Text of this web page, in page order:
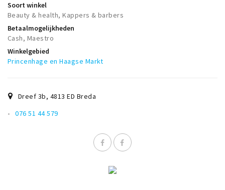
Soort winkel
Beauty & health, Kappers & barbers
Betaalmogelijkheden
Cash, Maestro
Winkelgebied
Princenhage en Haagse Markt
Dreef 3b, 4813 ED Breda
076 51 44 579